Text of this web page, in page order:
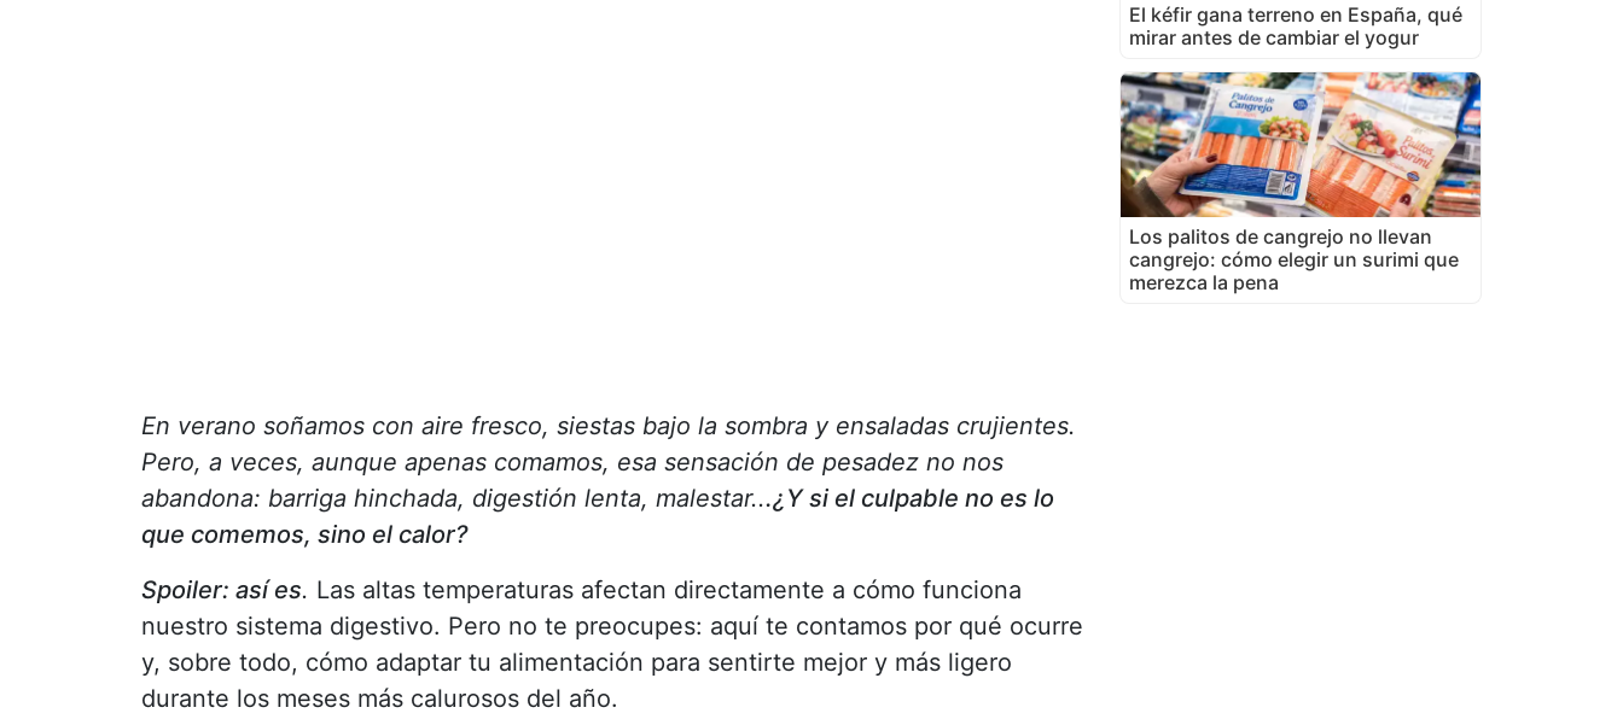
En verano soñamos con aire fresco, siestas bajo la sombra y ensaladas crujientes.
Pero, a veces, aunque apenas comamos, esa sensación de pesadez no nos
abandona: barriga hinchada, digestión lenta, malestar...¿Y si el culpable no es lo
que comemos, sino el calor?
Spoiler: así es. Las altas temperaturas afectan directamente a cómo funciona
nuestro sistema digestivo. Pero no te preocupes: aquí te contamos por qué ocurre
y, sobre todo, cómo adaptar tu alimentación para sentirte mejor y más ligero
durante los meses más calurosos del año.
El kéfir gana terreno en España, qué
mirar antes de cambiar el yogur
Los palitos de cangrejo no llevan
cangrejo: cómo elegir un surimi que
merezca la pena